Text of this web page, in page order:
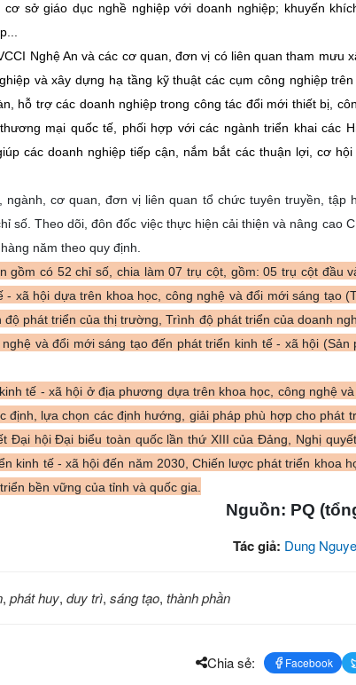
sở giáo dục nghề nghiệp với doanh nghiệp; khuyến
Nghệ An và các cơ quan, đơn vị có liên quan tham mưu
và xây dựng hạ tầng kỹ thuật các cụm công nghiệp
hỗ trợ các doanh nghiệp trong công tác đổi mới thiết bị,
mại quốc tế, phối hợp với các ngành triển khai các
các doanh nghiệp tiếp cận, nắm bắt các thuận lợi, cơ
cơ quan, đơn vị liên quan tổ chức tuyên truyền, tập
số. Theo dõi, đôn đốc việc thực hiện cải thiện và nâng cao
năm theo quy định.
có 52 chỉ số, chia làm 07 trụ cột, gồm: 05 trụ cột đầu
xã hội dựa trên khoa học, công nghệ và đổi mới sáng tạo
phát triển của thị trường, Trình độ phát triển của doanh
và đổi mới sáng tạo đến phát triển kinh tế - xã hội (Sản
tế - xã hội ở địa phương dựa trên khoa học, công nghệ
lựa chọn các định hướng, giải pháp phù hợp cho phát
Đại hội Đại biểu toàn quốc lần thứ XIII của Đảng, Nghị
kinh tế - xã hội đến năm 2030, Chiến lược phát triển khoa
bền vững của tỉnh và quốc gia.
Nguồn: PQ
Tác giả: Dung
, phát huy, duy trì, sáng tạo, thành phần
Chia sẻ: Facebook